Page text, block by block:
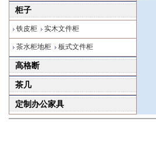
柜子
铁皮柜 实木文件柜
茶水柜地柜 板式文件柜
高格断
茶几
定制办公家具